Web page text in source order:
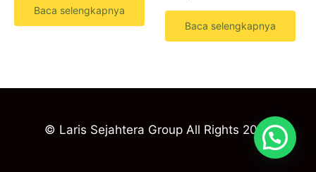
Baca selengkapnya
Baca selengkapnya
© Laris Sejahtera Group All Rights 2023